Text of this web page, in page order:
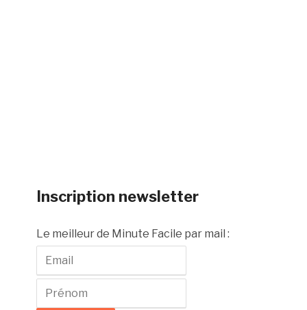
Inscription newsletter
Le meilleur de Minute Facile par mail :